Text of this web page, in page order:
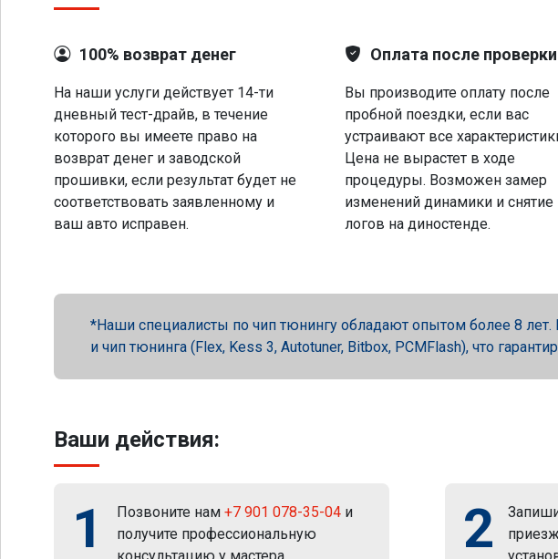
100% возврат денег
На наши услуги действует 14-ти
дневный тест-драйв, в течение
которого вы имеете право на
возврат денег и заводской
прошивки, если результат будет не
соответствовать заявленному и
ваш авто исправен.
Оплата после проверки
Вы производите оплату после
пробной поездки, если вас
устраивают все
Цена не вырастет в ходе
процедуры. Возможен замер
изменений динамики и снятие
логов на диностенде.
Наши специалисты по чип тюнингу обладают опытом более 8
и чип тюнинга (Flex, Kess 3, Autotuner, Bitbox, PCMFlash), что
Ваши действия:
1 Позвоните нам +7 901 078-35-04 и
получите профессиональную
2